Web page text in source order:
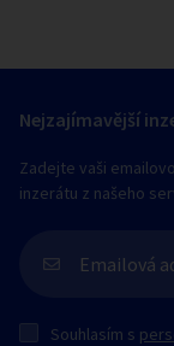
Nejzajímavější
Zadejte vaši
inzerátu z našeho
Souhlasím s